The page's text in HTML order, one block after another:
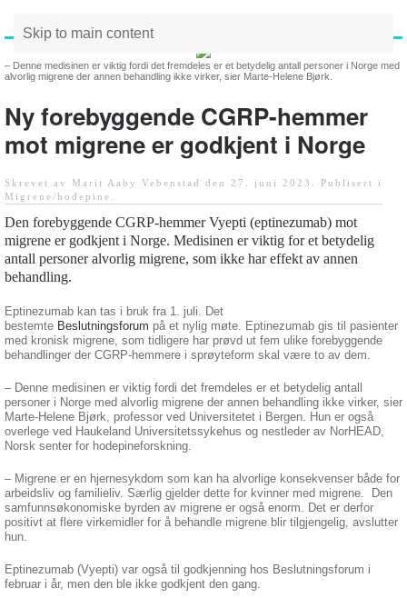
Skip to main content
– Denne medisinen er viktig fordi det fremdeles er et betydelig antall personer i Norge med
alvorlig migrene der annen behandling ikke virker, sier Marte-Helene Bjørk.
Ny forebyggende CGRP-hemmer
mot migrene er godkjent i Norge
Skrevet av Marit Aaby Vebenstad den 27. juni 2023
. Publisert i
Migrene/hodepine
Den forebyggende CGRP-hemmer Vyepti (eptinezumab) mot
migrene er godkjent i Norge. Medisinen er viktig for et betydelig
antall personer alvorlig migrene, som ikke har effekt av annen
behandling.
Eptinezumab kan tas i bruk fra 1. juli. Det
bestemte Beslutningsforum på et nylig møte. Eptinezumab gis til pasienter
med kronisk migrene, som tidligere har prøvd ut fem ulike forebyggende
behandlinger der CGRP-hemmere i sprøyteform skal være to av dem.
– Denne medisinen er viktig fordi det fremdeles er et betydelig antall
personer i Norge med alvorlig migrene der annen behandling ikke virker, sier
Marte-Helene Bjørk, professor ved Universitetet i Bergen. Hun er også
overlege ved Haukeland Universitetssykehus og nestleder av NorHEAD,
Norsk senter for hodepineforskning.
– Migrene er en hjernesykdom som kan ha alvorlige konsekvenser både for
arbeidsliv og familieliv. Særlig gjelder dette for kvinner med migrene. Den
samfunnsøkonomiske byrden av migrene er også enorm. Det er derfor
positivt at flere virkemidler for å behandle migrene blir tilgjengelig, avslutter
hun.
Eptinezumab (Vyepti) var også til godkjenning hos Beslutningsforum i
februar i år, men den ble ikke godkjent den gang.